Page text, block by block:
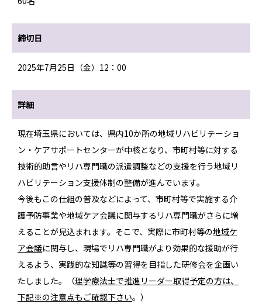
締切日
2025年7月25日（金）12：00
詳細
現在埼玉県においては、県内10か所の地域リハビリテーショ
ン・ケアサポートセンターが中核となり、市町村等に対する
技術的助言やリハ専門職の派遣調整などの支援を行う地域リ
ハビリテーション支援体制の整備が進んでいます。
今後もこの仕組の普及などによって、市町村等で実施する介
護予防事業や地域ケア会議に関与するリハ専門職がさらに増
えることが見込まれます。そこで、実際に市町村等の地域ケ
ア会議に関与し、現場でリハ専門職がより効果的な援助が行
えるよう、実践的な知識等の習得を目指した研修会を企画い
たしました。（理学療法士で推進リーダー取得予定の方は、
下記※の注意点もご確認下さい。）